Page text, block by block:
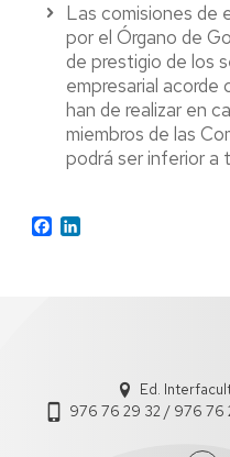
Las comisiones de
por el Órgano de
de prestigio de los
empresarial acorde
han de realizar en
miembros de las
podrá ser inferior a
Facebook
Ed.
976 76 29 32 / 976 76